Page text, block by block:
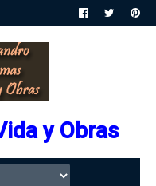
y Obras